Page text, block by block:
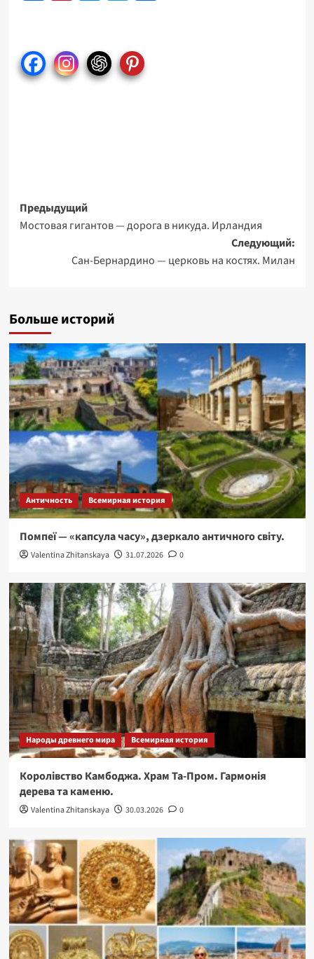
Навигация
записи
Предыдущий
Мостовая гигантов — дорога в никуда. Ирландия
Следующий:
Сан-Бернардино — церковь на костях. Милан
Больше историй
Античность Всемирная история
Помпеї — «капсула часу», дзеркало античного світу.
Valentina Zhitanskaya 31.07.2026 0
Народы древнего мира Всемирная история
Королівство Камбоджа. Храм Та-Пром. Гармонія
дерева та каменю.
Valentina Zhitanskaya 30.03.2026 0